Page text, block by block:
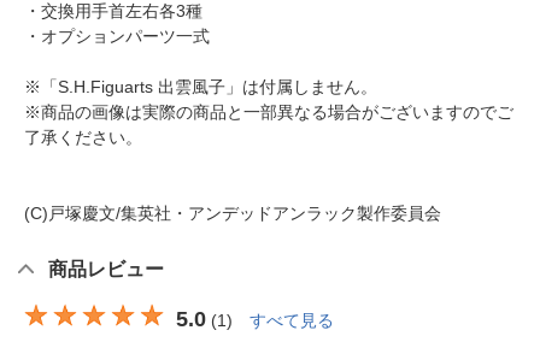
・交換用手首左右各3種
・オプションパーツ一式
※「S.H.Figuarts 出雲風子」は付属しません。
※商品の画像は実際の商品と一部異なる場合がございますのでご
了承ください。
(C)戸塚慶文/集英社・アンデッドアンラック製作委員会
商品レビュー
5.0 (1) すべて見る